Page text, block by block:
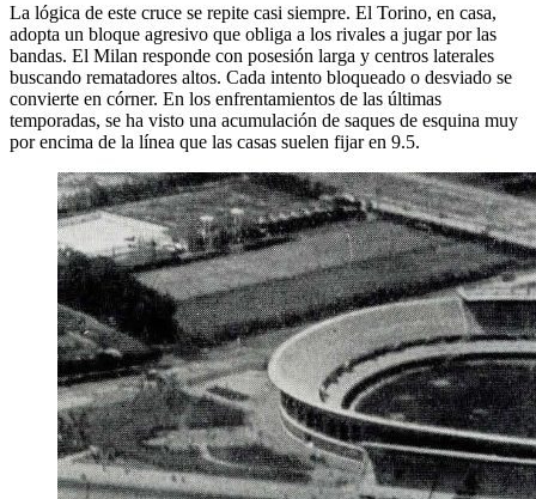
La lógica de este cruce se repite casi siempre. El Torino, en casa,
adopta un bloque agresivo que obliga a los rivales a jugar por las
bandas. El Milan responde con posesión larga y centros laterales
buscando rematadores altos. Cada intento bloqueado o desviado se
convierte en córner. En los enfrentamientos de las últimas
temporadas, se ha visto una acumulación de saques de esquina muy
por encima de la línea que las casas suelen fijar en 9.5.